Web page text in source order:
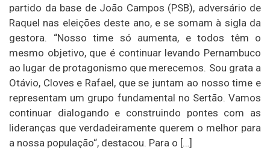
partido da base de João Campos (PSB), adversário de
Raquel nas eleições deste ano, e se somam à sigla da
gestora. “Nosso time só aumenta, e todos têm o
mesmo objetivo, que é continuar levando Pernambuco
ao lugar de protagonismo que merecemos. Sou grata a
Otávio, Cloves e Rafael, que se juntam ao nosso time e
representam um grupo fundamental no Sertão. Vamos
continuar dialogando e construindo pontes com as
lideranças que verdadeiramente querem o melhor para
a nossa população“, destacou. Para o […]